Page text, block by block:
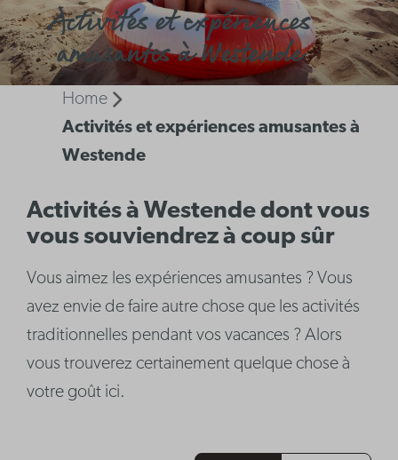
Activités et expériences
amusantes à Westende
Home
Activités et expériences amusantes à
Westende
Activités à Westende dont vous
vous souviendrez à coup sûr
Vous aimez les expériences amusantes ? Vous
avez envie de faire autre chose que les activités
traditionnelles pendant vos vacances ? Alors
vous trouverez certainement quelque chose à
votre goût ici.